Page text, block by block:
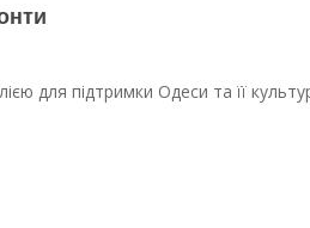
для підтримки Одеси та її